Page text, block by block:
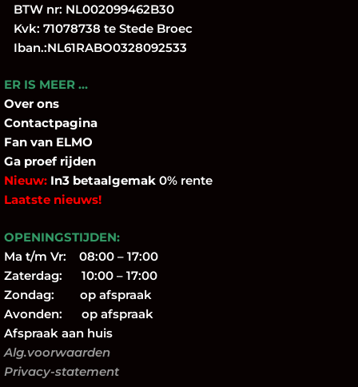
BTW nr: NL002099462B30
Kvk: 71078738 te Stede Broec
Iban.:NL61RABO0328092533
ER IS MEER …
Over ons
Contactpagina
Fan van ELMO
Ga proef rijden
Nieuw: In3 betaalgemak 0% rente
Laatste nieuws!
OPENINGSTIJDEN:
Ma t/m Vr: 08:00 – 17:00
Zaterdag: 10:00 – 17:00
Zondag: op afspraak
Avonden: op afspraak
Afspraak aan huis
Alg.voorwaarden
Privacy-statement